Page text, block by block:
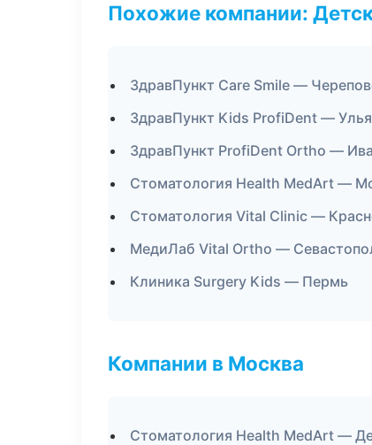
Похожие компании:
ЗдравПункт Care Smile —
ЗдравПункт Kids ProfiDent —
ЗдравПункт ProfiDent Ortho —
Стоматология Health MedArt —
Стоматология Vital Clinic —
МедиЛаб Vital Ortho —
Клиника Surgery Kids — Пермь
Компании в Москва
Стоматология Health MedArt —